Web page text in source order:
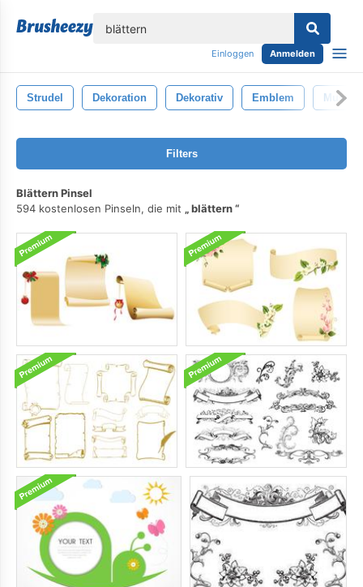
Einloggen Anmelden
Strudel Dekoration Dekorativ Emblem Muster
Filters
Blättern Pinsel
594 kostenlosen Pinseln, die mit
blättern